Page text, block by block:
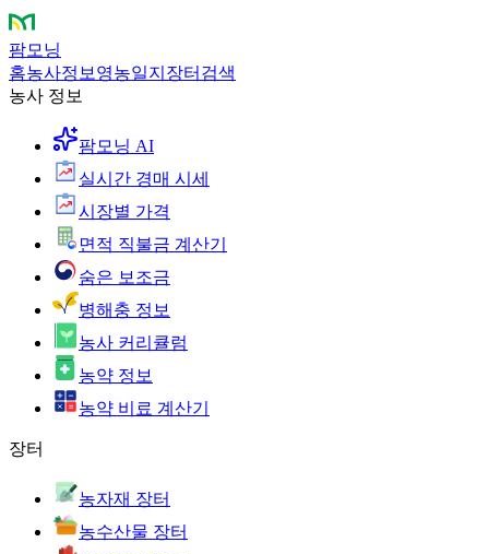
팜모닝
홈농사정보 영농일지 장터 검색
농사 정보
팜모닝 AI
실시간 경매 시세
시장별 가격
면적 직불금 계산기
숨은 보조금
병해충 정보
농사 커리큘럼
농약 정보
농약 비료 계산기
장터
농자재 장터
농수산물 장터